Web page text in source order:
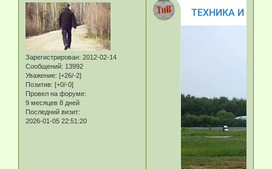
Зарегистрирован: 2012-02-14
Сообщений: 13992
Уважение: [+26/-2]
Позитив: [+0/-0]
Провел на форуме:
9 месяцев 8 дней
Последний визит:
2026-01-05 22:51:20